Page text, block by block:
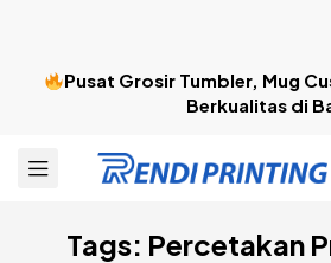
Pusat Grosir Tumbler, Mug
Berkualitas di
Tags: Percetakan